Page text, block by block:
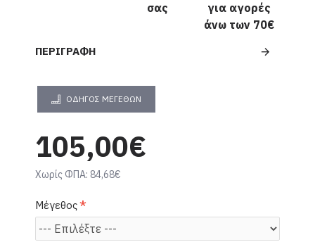
σας
για αγορές
άνω των 70€
ΠΕΡΙΓΡΑΦΉ
ΟΔΗΓΌΣ ΜΕΓΕΘΏΝ
105,00€
Χωρίς ΦΠΑ: 84,68€
Μέγεθος